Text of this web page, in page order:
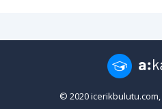
© 2020 icerikbulutu.com,